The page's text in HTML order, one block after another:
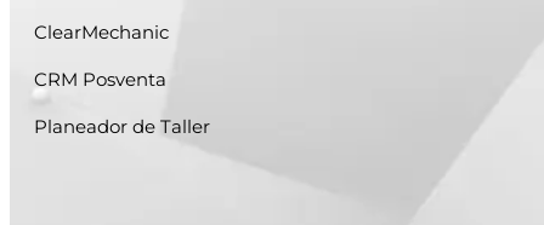
ClearMechanic
CRM Posventa
Planeador de Taller